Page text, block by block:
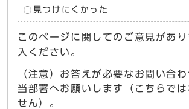
見つけにくかった
このページに関してのご意見があ
入ください。
（注意）お答えが必要なお問い合
当部署へお願いします（こちらで
せん）。